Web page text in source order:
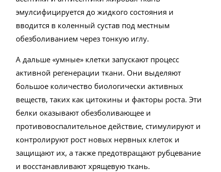
эмулсифицируется до жидкого состояния и
вводится в коленный сустав под местным
обезболиванием через тонкую иглу.
А дальше «умные» клетки запускают процесс
активной регенерации ткани. Они выделяют
большое количество биологически активных
веществ, таких как цитокины и факторы роста. Эти
белки оказывают обезболивающее и
противовоспалительное действие, стимулируют и
контролируют рост новых нервных клеток и
защищают их, а также предотвращают рубцевание
и восстанавливают хрящевую ткань.